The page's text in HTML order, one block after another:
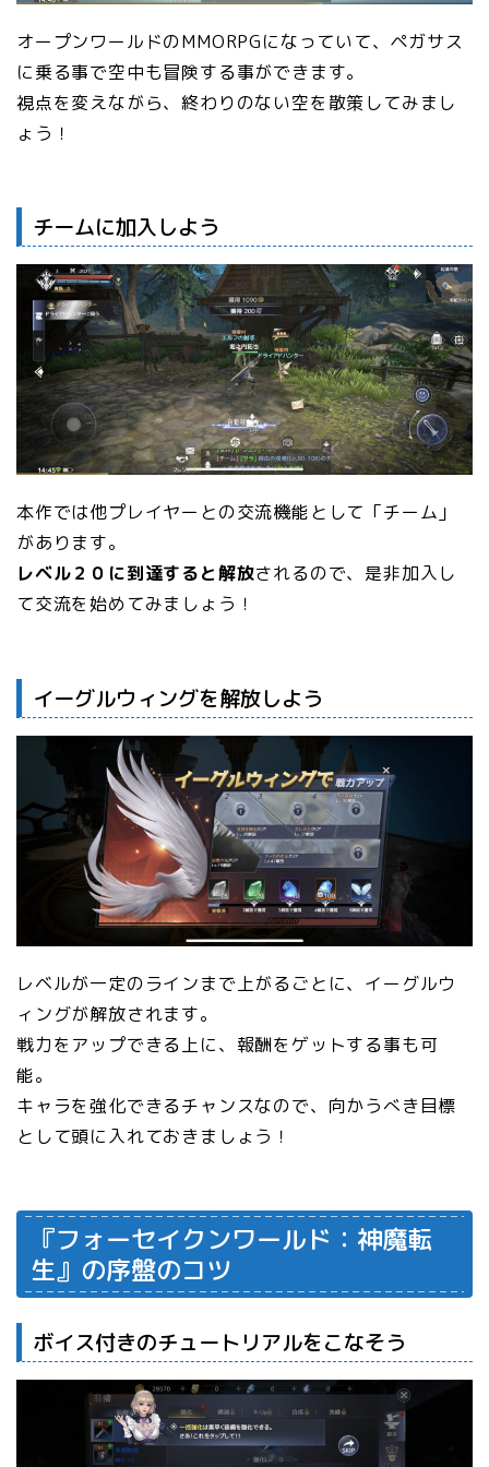
オープンワールドのMMORPGになっていて、ペガサス
に乗る事で空中も冒険する事ができます。
視点を変えながら、終わりのない空を散策してみまし
ょう！
チームに加入しよう
本作では他プレイヤーとの交流機能として「チーム」
があります。
レベル２０に到達すると解放されるので、是非加入し
て交流を始めてみましょう！
イーグルウィングを解放しよう
レベルが一定のラインまで上がるごとに、イーグルウ
ィングが解放されます。
戦力をアップできる上に、報酬をゲットする事も可
能。
キャラを強化できるチャンスなので、向かうべき目標
として頭に入れておきましょう！
『フォーセイクンワールド：神魔転
生』の序盤のコツ
ボイス付きのチュートリアルをこなそう